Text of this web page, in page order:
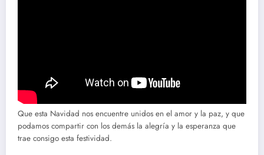
Que esta Navidad nos encuentre unidos en el amor y la paz, y que
podamos compartir con los demás la alegría y la esperanza que
trae consigo esta festividad.